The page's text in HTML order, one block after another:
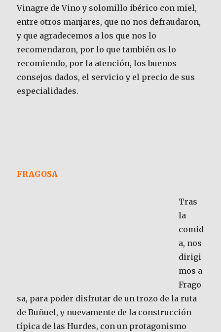
Vinagre de Vino y solomillo ibérico con miel,
entre otros manjares, que no nos defraudaron,
y que agradecemos a los que nos lo
recomendaron, por lo que también os lo
recomiendo, por la atención, los buenos
consejos dados, el servicio y el precio de sus
especialidades.
FRAGOSA
Tras
la
comid
a, nos
dirigi
mos a
Frago
sa, para poder disfrutar de un trozo de la ruta
de Buñuel, y nuevamente de la construcción
típica de las Hurdes, con un protagonismo